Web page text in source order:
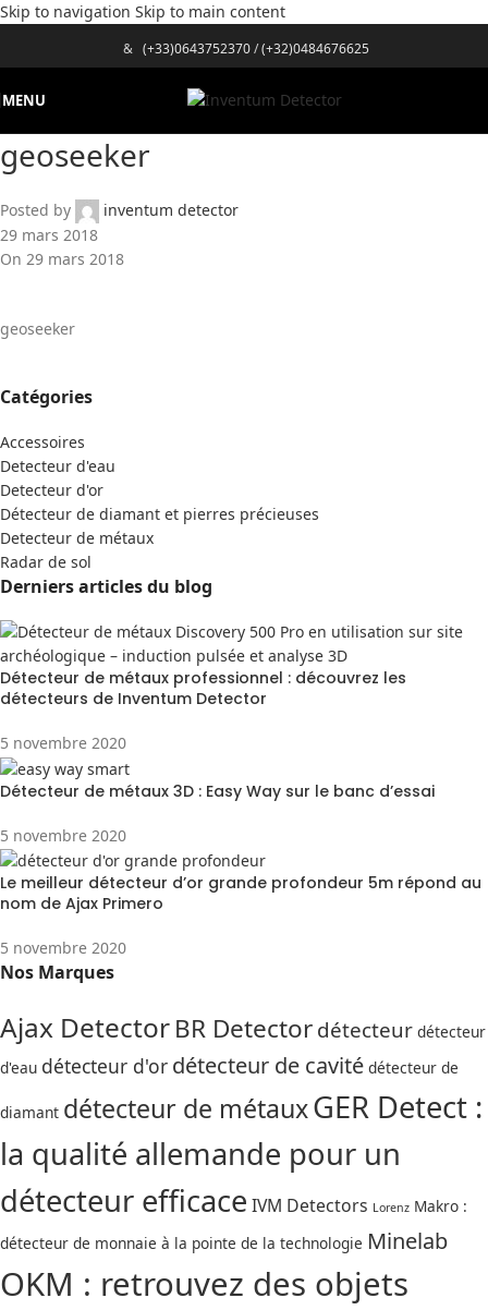
Skip to navigation Skip to main content
& (+33)0643752370/(+32)0484676625
MENU
geoseeker
Posted by
inventum detector
29 mars 2018
On 29 mars 2018
geoseeker
Catégories
Accessoires
Detecteur d'eau
Detecteur d'or
Détecteur de diamant et pierres précieuses
Detecteur de métaux
Radar de sol
Derniers articles du blog
Détecteur de métaux professionnel : découvrez les
détecteurs de Inventum Detector
5 novembre 2020
Détecteur de métaux 3D : Easy Way sur le banc d’essai
5 novembre 2020
Le meilleur détecteur d’or grande profondeur 5m répond au
nom de Ajax Primero
5 novembre 2020
Nos Marques
Ajax DetectorBR Detectordétecteur détecteur
d'eau détecteur d'or détecteur de cavité détecteur de
diamant détecteur de métauxGER Detect :
la qualité allemande pour un
détecteur efficace IVM Detectors Lorenz Makro :
détecteur de monnaie à la pointe de la technologie Minelab
OKM : retrouvez des objets